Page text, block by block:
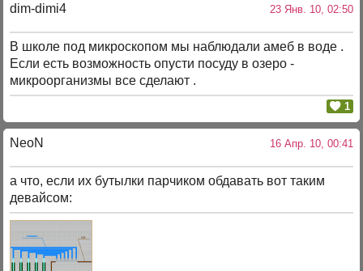
dim-dimi4 23 Янв. 10, 02:50
В школе под микроскопом мы наблюдали амеб в воде .
Если есть возможность опусти посуду в озеро -
микроорганизмы все сделают .
1
NeoN 16 Апр. 10, 00:41
а что, если их бутылки парчиком обдавать вот таким
девайсом: